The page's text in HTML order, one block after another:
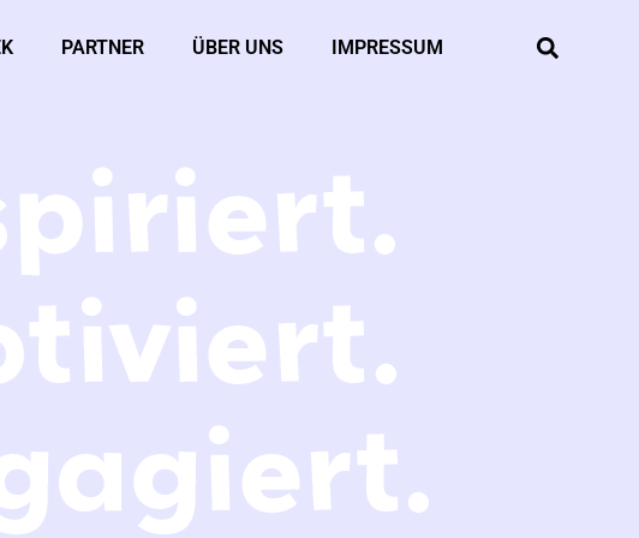
PARTNER ÜBER UNS IMPRESSUM